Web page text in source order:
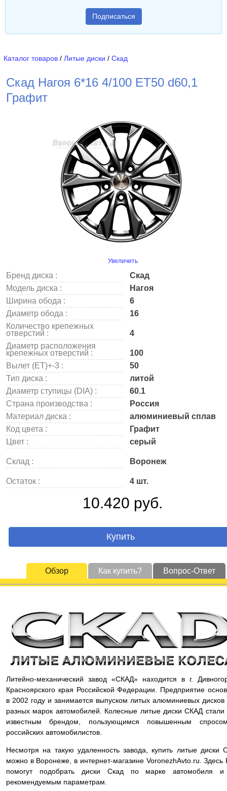
Подписаться
Каталог товаров / Литые диски / Скад
Скад Нагоя 6*16 4/100 ET50 d60,1
Графит
Увеличить
Бренд диска :
Скад
Модель диска :
Нагоя
Ширина обода :
6
Диаметр обода :
16
Количество крепежных
отверстий :
4
Диаметр расположения
крепежных отверстий :
100
Вылет (ET)+-3 :
50
Тип диска :
литой
Диаметр ступицы (DIA) :
60.1
Страна производства :
Россия
Материал диска :
алюминиевый сплав
Код цвета :
Графит
Цвет :
серый
Склад : Воронеж
Остаток : 4 шт.
10.420 руб.
Купить
Обзор Как купить? Вопрос-Ответ
Литейно-механический завод «СКАД» находится в г.
Красноярского края Российской Федерации. Предприятие
в 2002 году и занимается выпуском литых алюминиевых дисков
разных марок автомобилей. Колесные литые диски СКАД стали
известным брендом, пользующимся повышенным
российских автомобилистов.
Несмотря на такую удаленность завода, купить литые диски
можно в Воронеже, в интернет-магазине VoronezhAvto.ru. Здесь
помогут подобрать диски Скад по марке автомобиля
рекомендуемым параметрам.